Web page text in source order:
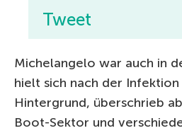
Tweet
Michelangelo war auch in
hielt sich nach der
Hintergrund, überschrieb
Boot-Sektor und